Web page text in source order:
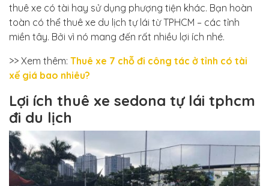
thuê xe có tài hay sử dụng phượng tiện khác. Bạn hoàn
toàn có thể thuê xe du lịch tự lái từ TPHCM – các tỉnh
miền tây. Bởi vì nó mang đến rất nhiều lợi ích nhé.
>> Xem thêm: Thuê xe 7 chỗ đi công tác ở tỉnh có tài
xế giá bao nhiêu?
Lợi ích thuê xe sedona tự lái tphcm
đi du lịch